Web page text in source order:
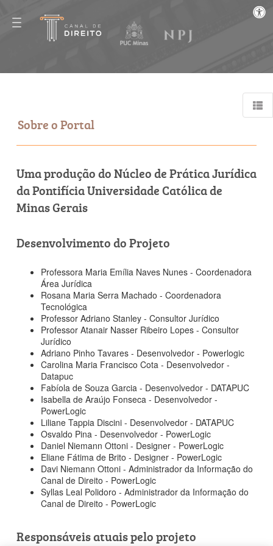
Sobre o Portal
Uma produção do Núcleo de Prática Jurídica
da Pontifícia Universidade Católica de
Minas Gerais
Desenvolvimento do Projeto
Professora Maria Emília Naves Nunes - Coordenadora
Área Jurídica
Rosana Maria Serra Machado - Coordenadora
Tecnológica
Professor Adriano Stanley - Consultor Jurídico
Professor Atanair Nasser Ribeiro Lopes - Consultor
Jurídico
Adriano Pinho Tavares - Desenvolvedor - Powerlogic
Carolina Maria Francisco Cota - Desenvolvedor -
Datapuc
Fabíola de Souza Garcia - Desenvolvedor - DATAPUC
Isabella de Araújo Fonseca - Desenvolvedor -
PowerLogic
Liliane Tappia Discini - Desenvolvedor - DATAPUC
Osvaldo Pina - Desenvolvedor - PowerLogic
Daniel Niemann Ottoni - Designer - PowerLogic
Eliane Fátima de Brito - Designer - PowerLogic
Davi Niemann Ottoni - Administrador da Informação do
Canal de Direito - PowerLogic
Syllas Leal Polidoro - Administrador da Informação do
Canal de Direito - PowerLogic
Responsáveis atuais pelo projeto